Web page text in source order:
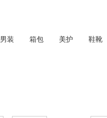
男装 箱包 美护 鞋靴